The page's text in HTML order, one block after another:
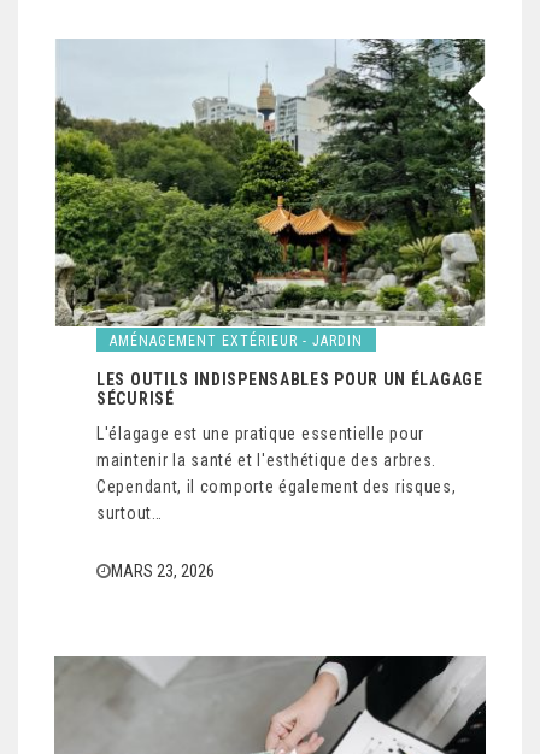
AMÉNAGEMENT EXTÉRIEUR - JARDIN
LES OUTILS INDISPENSABLES POUR UN ÉLAGAGE
SÉCURISÉ
L'élagage est une pratique essentielle pour
maintenir la santé et l'esthétique des arbres.
Cependant, il comporte également des risques,
surtout…
MARS 23, 2026